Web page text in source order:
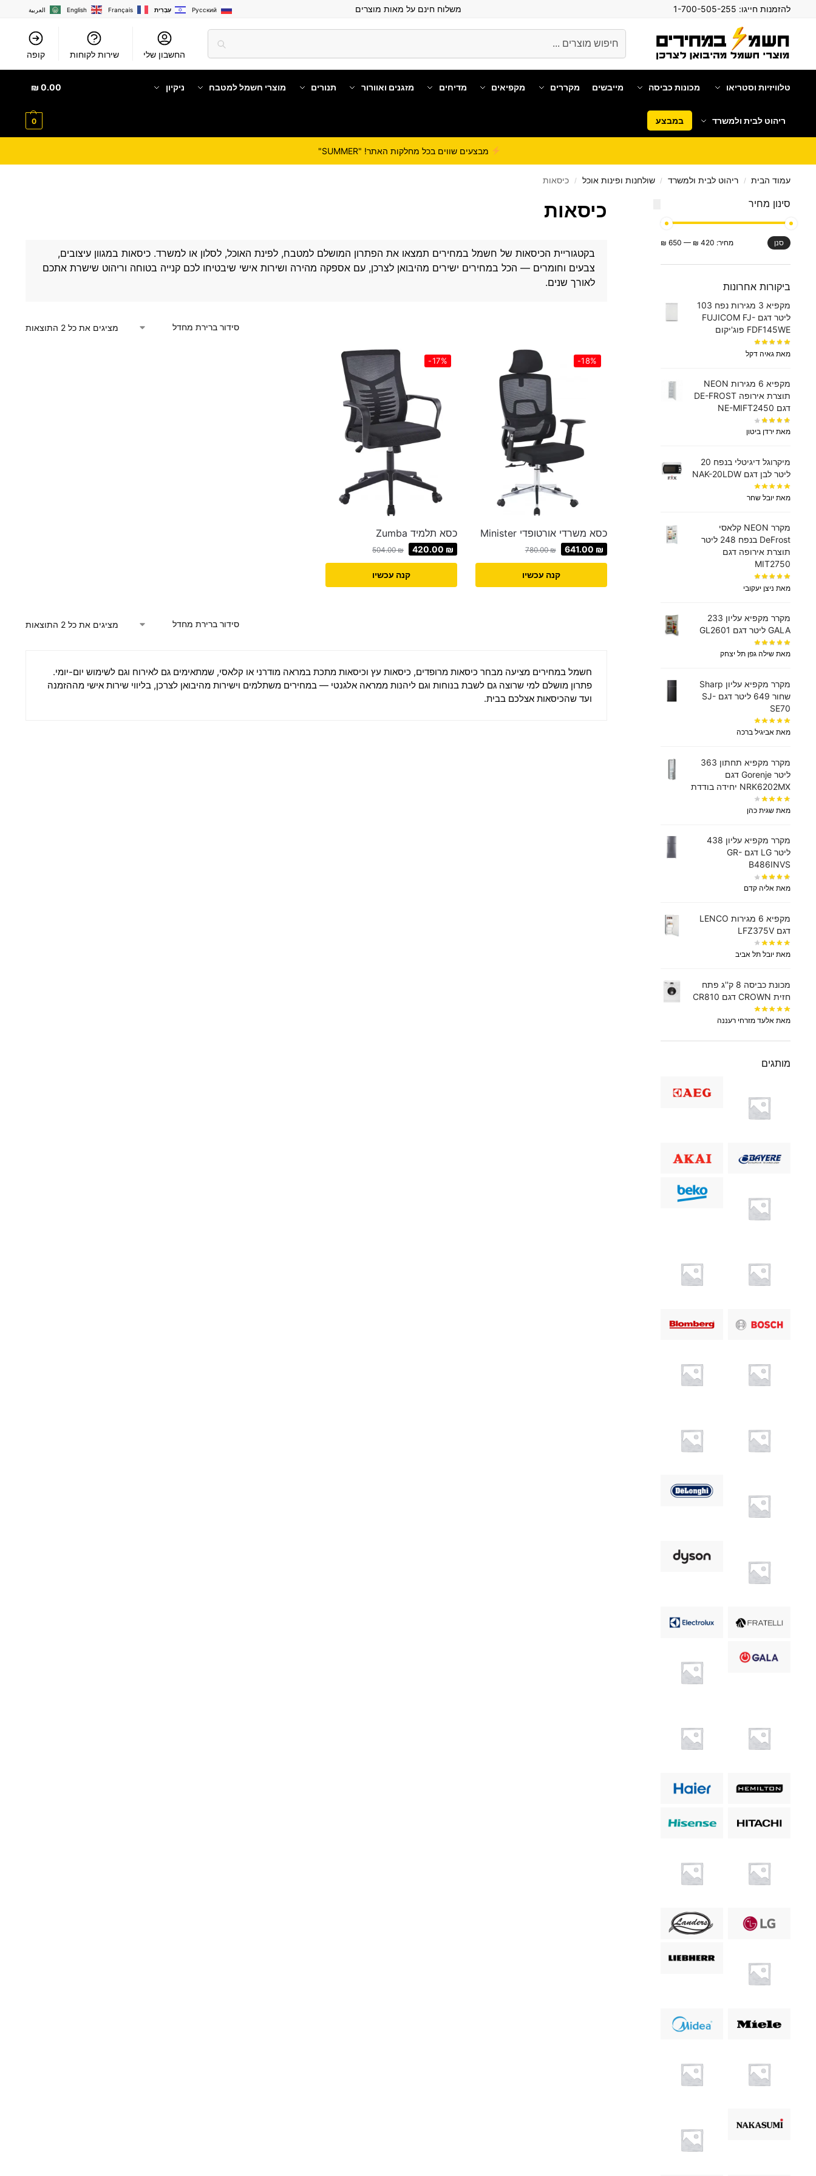
להזמנות חייגו: משלוח חינם על מאות מוצרים العربية English Français עִבְרִית Русский
החשבון שלי שירות לקוחות קופה
טלוויזיות וסטריאו מכונות כביסה מייבשים מקררים מקפיאים מדיחים מזגנים ואוורור תנורים מוצרי חשמל למטבח ניקיון
ריהוט לבית ולמשרד במבצע
0.00
₪
0
מבצעים שווים בכל מחלקות האתר! "SUMMER"
עמוד הבית / ריהוט לבית ולמשרד / שולחנות ופינות אוכל / כיסאות
כיסאות
בקטגוריית הכיסאות של חשמל במחירים תמצאו את הפתרון המושלם למטבח, לפינת האוכל, לסלון או למשרד. כיסאות במגוון עיצובים,
צבעים וחומרים — הכל במחירים ישירים מהיבואן לצרכן, עם אספקה מהירה ושירות אישי שיבטיחו לכם קנייה בטוחה וריהוט שישרת אתכם
לאורך שנים.
מציגים את כל ⁦2⁩ התוצאות
-18%
כסא משרדי אורטופדי Minister
780.00₪ 641.00 ₪
קנה עכשיו
-17%
כסא תלמיד Zumba
504.00₪ 420.00 ₪
קנה עכשיו
מציגים את כל ⁦2⁩ התוצאות
חשמל במחירים מציעה מבחר כיסאות מרופדים, כיסאות עץ וכיסאות מתכת במראה מודרני או קלאסי, שמתאימים גם לאירוח וגם לשימוש יום-יומי.
פתרון מושלם למי שרוצה גם לשבת בנוחות וגם ליהנות ממראה אלגנטי — במחירים משתלמים וישירות מהיבואן לצרכן, בליווי שירות אישי מההזמנה
ועד שהכיסאות אצלכם בבית.
סינון מחיר
סנן מחיר: 420 ₪
—
650 ₪
ביקורות אחרונות
מקפיא 3 מגירות נפח 103
ליטר דגם FUJICOM FJ-
FDF145WE פוג'יקום
מאת גאיה דקל
מקפיא 6 מגירות NEON
תוצרת אירופה DE-FROST
דגם NE-MIFT2450
מאת ירדן ביטון
מיקרוגל דיגיטלי בנפח 20
ליטר לבן דגם NAK-20LDW
מאת יובל שחר
מקרר NEON קלאסי
DeFrost בנפח 248 ליטר
תוצרת אירופה דגם
MIT2750
מאת ניצן יעקובי
מקרר מקפיא עליון 233
GALA ליטר דגם GL2601
מאת שילה גפן תל יצחק
מקרר מקפיא עליון Sharp
שחור 649 ליטר דגם SJ-
SE70
מאת אביגיל ברכה
מקרר ‏מקפיא תחתון 363
‏ליטר Gorenje דגם
NRK6202MX יחידה בודדת
מאת שגית כהן
מקרר מקפיא עליון 438
‏ליטר LG דגם GR-
B486INVS
מאת אליה קדם
מקפיא 6 מגירות LENCO
דגם LFZ375V
מאת יובל תל אביב
מכונת כביסה 8 ק''ג פתח
חזית CROWN דגם CR810
מאת אלעד מזרחי רעננה
מותגים